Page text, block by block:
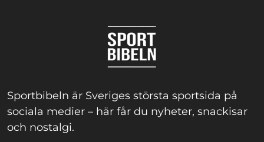
Sportbibeln är Sveriges största sportsida på
sociala medier – här får du nyheter, snackisar
och nostalgi.